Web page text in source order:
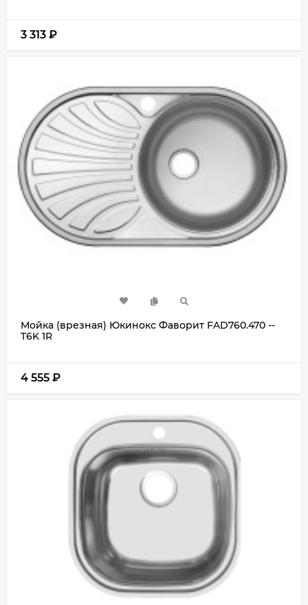
3 313 ₽
Мойка (врезная) Юкинокс Фаворит FAD760.470 --
T6K 1R
4 555 ₽